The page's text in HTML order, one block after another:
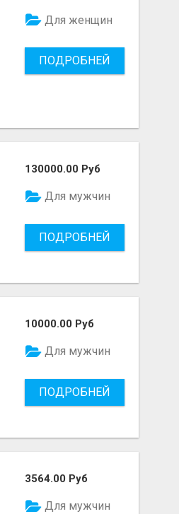
Для женщин
ПОДРОБНЕЙ
130000.00 Руб
Для мужчин
ПОДРОБНЕЙ
10000.00 Руб
Для мужчин
ПОДРОБНЕЙ
3564.00 Руб
Для мужчин